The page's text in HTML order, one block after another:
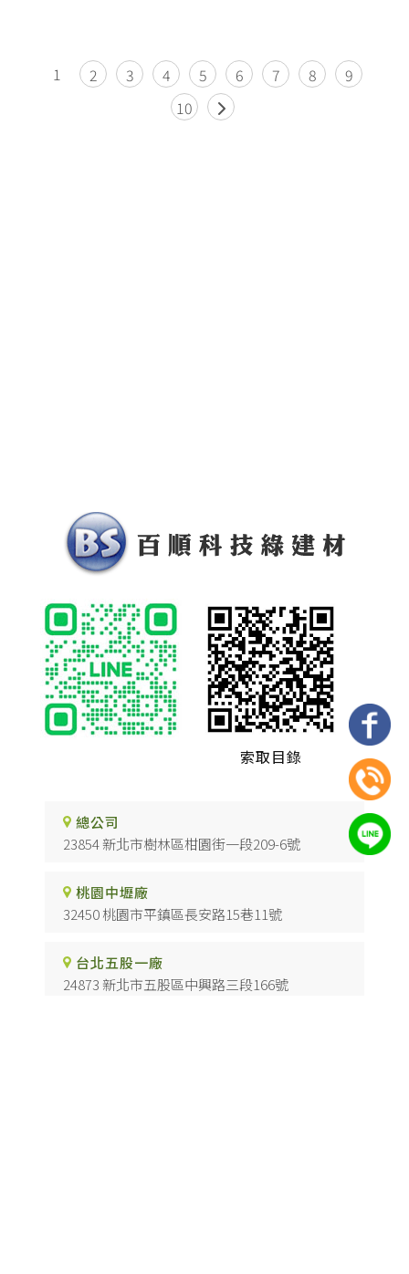
1 2 3 4 5 6 7 8
9
10
索取目錄
總公司
23854 新北市樹林區柑園街一段209-6號
桃園中壢廠
32450 桃園市平鎮區長安路15巷11號
台北五股一廠
24873 新北市五股區中興路三段166號